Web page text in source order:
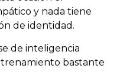
y nada tiene
de identidad.
de inteligencia
bastante